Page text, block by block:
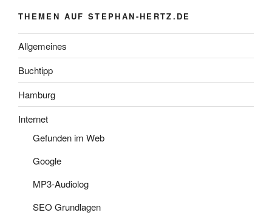
THEMEN AUF STEPHAN-HERTZ.DE
Allgemeines
Buchtipp
Hamburg
Internet
Gefunden im Web
Google
MP3-Audiolog
SEO Grundlagen